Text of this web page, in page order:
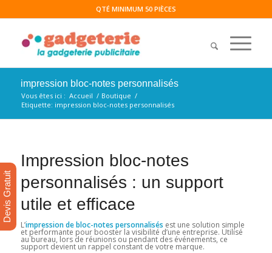
QTÉ MINIMUM 50 PIÈCES
impression bloc-notes personnalisés
Vous êtes ici : Accueil / Boutique /
Etiquette: impression bloc-notes personnalisés
Impression bloc-notes
personnalisés : un support
utile et efficace
L’impression de bloc-notes personnalisés est une solution simple
et performante pour booster la visibilité d’une entreprise. Utilisé
au bureau, lors de réunions ou pendant des événements, ce
support devient un rappel constant de votre marque.
Devis Gratuit